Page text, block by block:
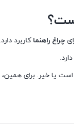
چراغ راهنما
یا خیر. برای همین،